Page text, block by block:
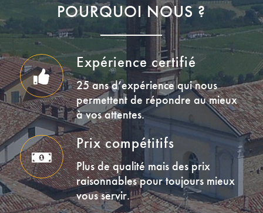
POURQUOI NOUS ?
Expérience certifié
25 ans d’expérience qui nous
permettent de répondre au mieux
à vos attentes.
Prix compétitifs
Plus de qualité mais des prix
raisonnables pour toujours mieux
vous servir.